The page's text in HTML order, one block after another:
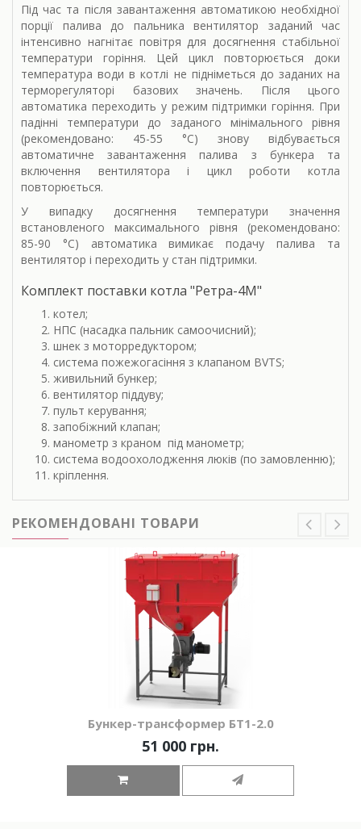
Під час та після завантаження автоматикою необхідної
порції палива до пальника вентилятор заданий час
інтенсивно нагнітає повітря для досягнення стабільної
температури горіння. Цей цикл повторюється доки
температура води в котлі не підніметься до заданих на
терморегуляторі базових значень. Після цього
автоматика переходить у режим підтримки горіння. При
падінні температури до заданого мінімального рівня
(рекомендовано: 45-55 °С) знову відбувається
автоматичне завантаження палива з бункера та
включення вентилятора і цикл роботи котла
повторюється.
У випадку досягнення температури значення
встановленого максимального рівня (рекомендовано:
85-90 °С) автоматика вимикає подачу палива та
вентилятор і переходить у стан підтримки.
Комплект поставки котла "Ретра-4М"
котел;
НПС (насадка пальник самоочисний);
шнек з моторредуктором;
система пожежогасіння з клапаном BVTS;
живильний бункер;
вентилятор піддуву;
пульт керування;
запобіжний клапан;
манометр з краном під манометр;
система водоохолодження люків (по замовленню);
кріплення.
РЕКОМЕНДОВАНІ ТОВАРИ
Бункер-трансформер БТ1-2.0
51 000 грн.